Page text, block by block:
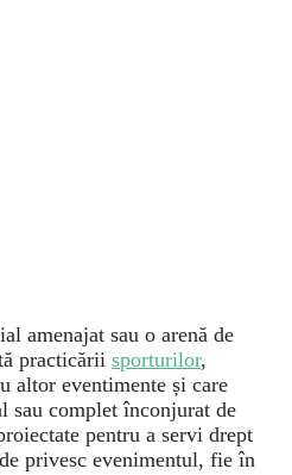
amenajat sau o arenă de
practicării sporturilor,
altor eventimente și care
sau complet înconjurat de
pentru a servi drept
privesc evenimentul, fie în